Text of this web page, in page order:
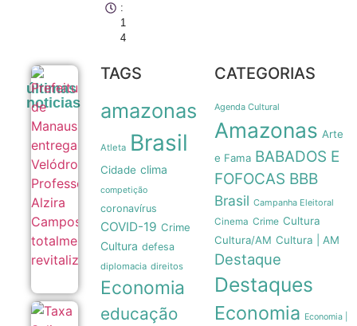
:
1
4
últimas
noticias
Prefeitura
entrega
Velódromo
Alzira
totalmente
05/08
Taxa Selic
TAGS
amazonas
Atleta Brasil
Cidade clima
competição
coronavírus
COVID-19 Crime
Cultura defesa
diplomacia direitos
Economia
educação
CATEGORIAS
Agenda Cultural
Amazonas Arte
e Fama BABADOS E
FOFOCAS BBB
Brasil Campanha Eleitoral
Cinema Crime Cultura
Cultura/AM Cultura | AM
Destaque
Destaques
Economia Economia |